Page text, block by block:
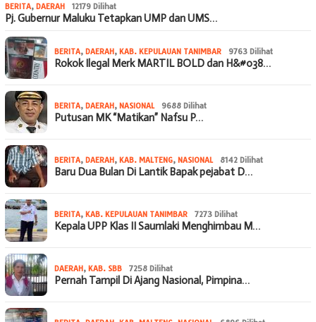
BERITA, DAERAH 12179 Dilihat
Pj. Gubernur Maluku Tetapkan UMP dan UMS…
BERITA, DAERAH, KAB. KEPULAUAN TANIMBAR 9763 Dilihat
Rokok Ilegal Merk MARTIL BOLD dan H&#038…
BERITA, DAERAH, NASIONAL 9688 Dilihat
Putusan MK “Matikan” Nafsu P…
BERITA, DAERAH, KAB. MALTENG, NASIONAL 8142 Dilihat
Baru Dua Bulan Di Lantik Bapak pejabat D…
BERITA, KAB. KEPULAUAN TANIMBAR 7273 Dilihat
Kepala UPP Klas II Saumlaki Menghimbau M…
DAERAH, KAB. SBB 7258 Dilihat
Pernah Tampil Di Ajang Nasional, Pimpina…